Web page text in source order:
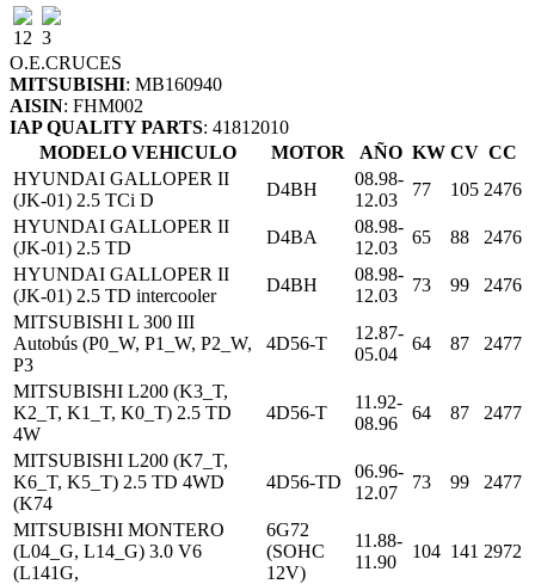
12 3
O.E.CRUCES
MITSUBISHI: MB160940
AISIN: FHM002
IAP QUALITY PARTS: 41812010
MODELO VEHICULO
MOTOR AÑO KW CV CC
HYUNDAI GALLOPER II
(JK-01) 2.5 TCi D
D4BH
08.98-
12.03
77 105 2476
HYUNDAI GALLOPER II
(JK-01) 2.5 TD
D4BA
08.98-
12.03
65 88
2476
HYUNDAI GALLOPER II
(JK-01) 2.5 TD intercooler
D4BH
08.98-
12.03
73 99
2476
MITSUBISHI L 300 III
Autobús (P0_W, P1_W, P2_W,
P3
4D56-T
12.87-
05.04
64 87 2477
MITSUBISHI L200 (K3_T,
K2_T, K1_T, K0_T) 2.5 TD
4W
4D56-T
11.92-
08.96
64 87 2477
MITSUBISHI L200 (K7_T,
K6_T, K5_T) 2.5 TD 4WD
(K74
4D56-TD
06.96-
12.07
73 99 2477
MITSUBISHI MONTERO
(L04_G, L14_G) 3.0 V6
(L141G,
6G72
(SOHC
12V)
11.88-
11.90
104 141 2972